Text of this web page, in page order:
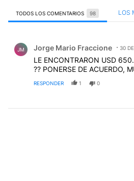
TODOS LOS COMENTARIOS 98 LOS
JM Jorge Mario Fraccione 30
LE ENCONTRARON USD
?? PONERSE DE ACUERDO,
RESPONDER 1 0